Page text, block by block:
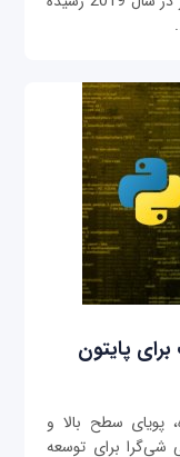
پایتون
پویای سطح بالا و
شی‌گرا برای توسعه